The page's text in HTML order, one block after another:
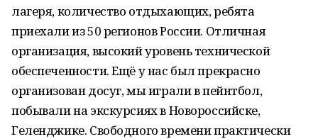
лагеря, количество отдыхающих, ребята
приехали из 50 регионов России. Отличная
организация, высокий уровень технической
обеспеченности. Ещё у нас был прекрасно
организован досуг, мы играли в пейнтбол,
побывали на экскурсиях в Новороссийске,
Геленджике. Свободного времени практически